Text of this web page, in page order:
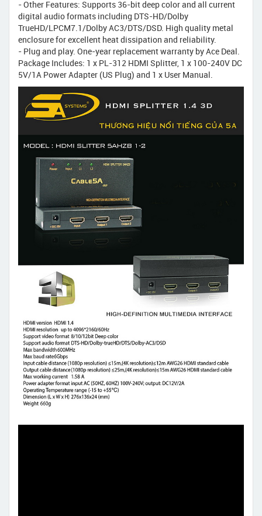
- Other Features: Supports 36-bit deep color and all current
digital audio formats including DTS-HD/Dolby
TrueHD/LPCM7.1/Dolby AC3/DTS/DSD. High quality metal
enclosure for excellent heat dissipation and reliability.
- Plug and play. One-year replacement warranty by Ace Deal.
Package Includes: 1 x PL-312 HDMI Splitter, 1 x 100-240V DC
5V/1A Power Adapter (US Plug) and 1 x User Manual.